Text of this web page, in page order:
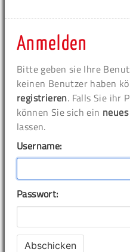
Anmelden
Bitte geben sie Ihre
keinen Benutzer haben
registrieren. Falls Sie ihr
können Sie sich ein
lassen.
Username:
Passwort: